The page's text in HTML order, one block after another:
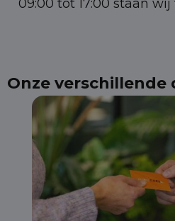
09:00 tot 17:00 staan wij
Onze verschillende